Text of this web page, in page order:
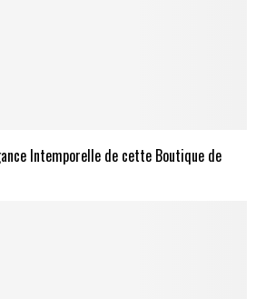
Intemporelle de cette Boutique de